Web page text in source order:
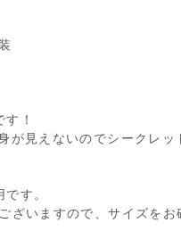
！
見えないのでシークレッ
す。
ざいますので、サイズをお